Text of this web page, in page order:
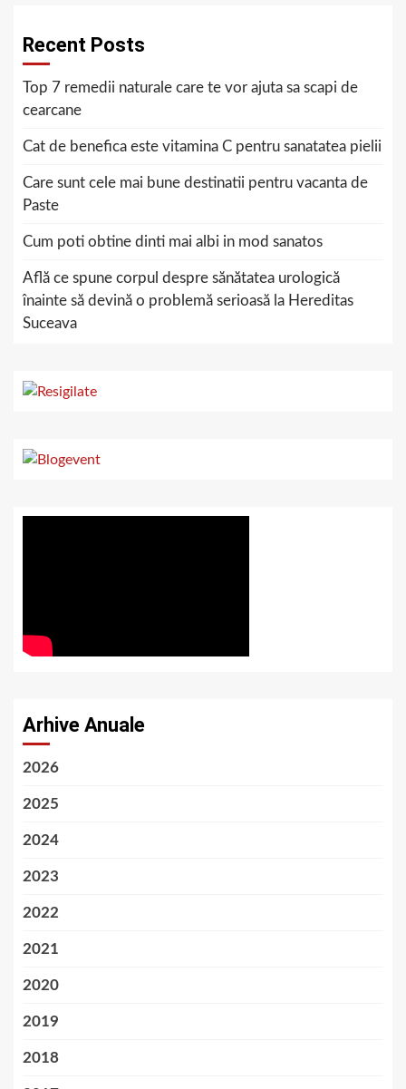
Recent Posts
Top 7 remedii naturale care te vor ajuta sa scapi de
cearcane
Cat de benefica este vitamina C pentru sanatatea pielii
Care sunt cele mai bune destinatii pentru vacanta de
Paste
Cum poti obtine dinti mai albi in mod sanatos
Află ce spune corpul despre sănătatea urologică
înainte să devină o problemă serioasă la Hereditas
Suceava
Arhive Anuale
2026
2025
2024
2023
2022
2021
2020
2019
2018